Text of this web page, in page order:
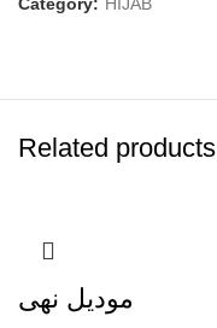
Related products
موديل نهى